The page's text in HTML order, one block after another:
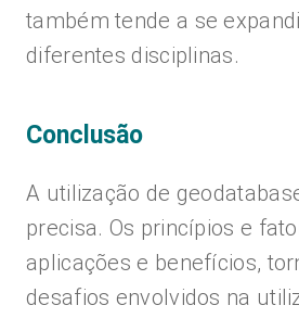
também tende a se
diferentes disciplinas.
Conclusão
A utilização de
precisa. Os princípios e
aplicações e benefícios,
desafios envolvidos na